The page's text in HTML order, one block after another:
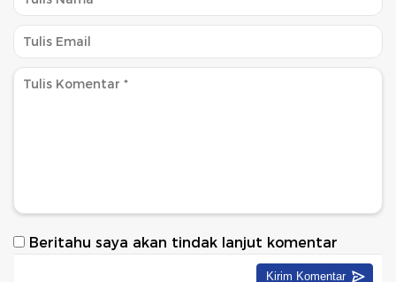
Beritahu saya akan tindak lanjut komentar